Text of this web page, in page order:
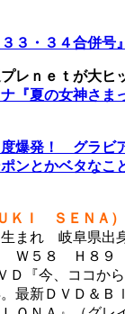
３・３４合併号
レｎｅｔが大ヒ
『夏の女神さま
爆発！ グラビ
ンとかベタなこ
ＫＩ ＳＥＮＡ）
生まれ 岐阜県出
Ｗ５８ Ｈ８９
Ｄ『今、ココか
最新ＤＶＤ＆Ｂ